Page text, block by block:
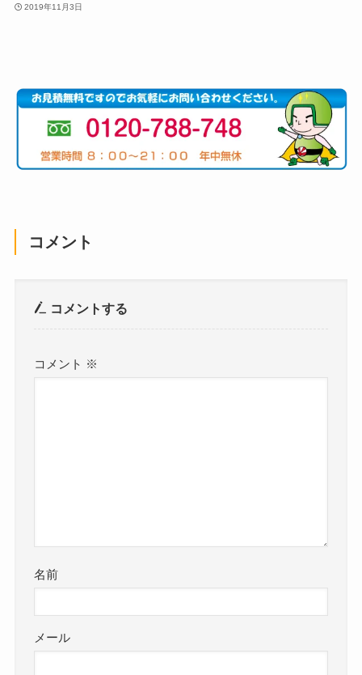
2019年11月3日
コメント
コメントする
コメント ※
名前
メール